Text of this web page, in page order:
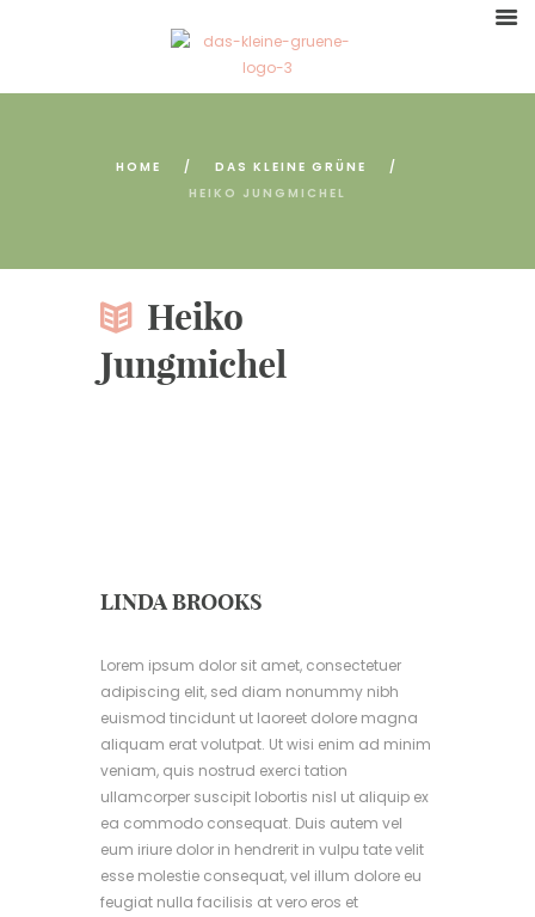
HOME
DAS KLEINE GRÜNE
HEIKO JUNGMICHEL
Heiko
Jungmichel
LINDA BROOKS
Lorem ipsum dolor sit amet, consectetuer
adipiscing elit, sed diam nonummy nibh
euismod tincidunt ut laoreet dolore magna
aliquam erat volutpat. Ut wisi enim ad minim
veniam, quis nostrud exerci tation
ullamcorper suscipit lobortis nisl ut aliquip ex
ea commodo consequat. Duis autem vel
eum iriure dolor in hendrerit in vulpu tate velit
esse molestie consequat, vel illum dolore eu
feugiat nulla facilisis at vero eros et